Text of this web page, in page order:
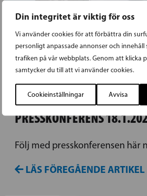
Din integritet är viktig för oss
Vi använder cookies för att förbättra din
personligt anpassade annonser och innehåll
trafiken på vår webbplats. Genom att klicka
samtycker du till att vi använder cookies.
Cookieinställningar Avvisa
18.01.2024
ANNA-MAJA HENRIKSSON
PRESSKONFERENS
Följ med presskonferensen här
LÄS FÖREGÅENDE ARTIKEL